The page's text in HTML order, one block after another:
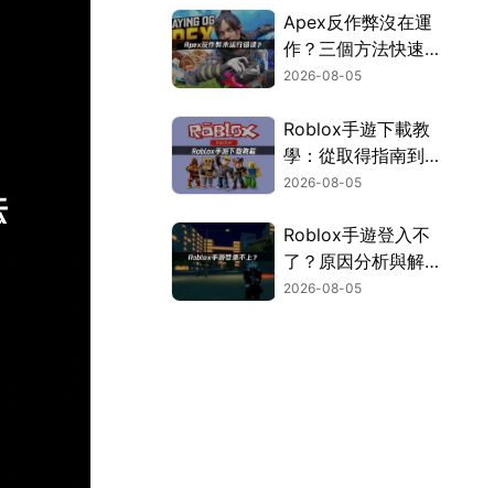
Apex反作弊沒在運
作？三個方法快速解
決！
2026-08-05
Roblox手遊下載教
學：從取得指南到登
入疑難排解！
2026-08-05
Roblox手遊登入不
了？原因分析與解決
方案！
2026-08-05